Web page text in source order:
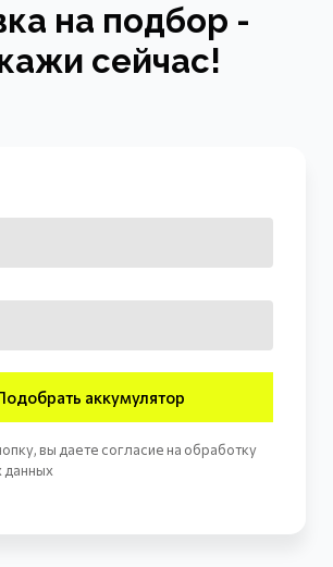
на подбор -
сейчас!
аккумулятор
вы даете согласие на обработку
данных